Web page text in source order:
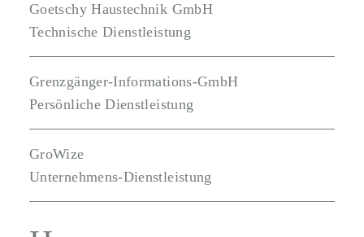
Goetschy Haustechnik GmbH
Technische Dienstleistung
Grenzgänger-Informations-GmbH
Persönliche Dienstleistung
GroWize
Unternehmens-Dienstleistung